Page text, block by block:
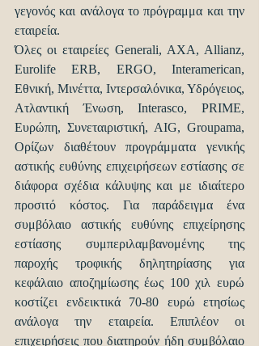
γεγονός και ανάλογα το πρόγραμμα και την
εταιρεία.
Όλες οι εταιρείες Generali, AXA, Allianz,
Eurolife ERB, ERGO, Interamerican,
Εθνική, Μινέττα, Ιντερσαλόνικα, Υδρόγειος,
Ατλαντική Ένωση, Interasco, PRIME,
Ευρώπη, Συνεταιριστική, AIG, Groupama,
Ορίζων διαθέτουν προγράμματα γενικής
αστικής ευθύνης επιχειρήσεων εστίασης σε
διάφορα σχέδια κάλυψης και με ιδιαίτερο
προσιτό κόστος. Για παράδειγμα ένα
συμβόλαιο αστικής ευθύνης επιχείρησης
εστίασης συμπεριλαμβανομένης της
παροχής τροφικής δηλητηρίασης για
κεφάλαιο αποζημίωσης έως 100 χιλ ευρώ
κοστίζει ενδεικτικά 70-80 ευρώ ετησίως
ανάλογα την εταιρεία. Επιπλέον οι
επιχειρήσεις που διατηρούν ήδη συμβόλαιο